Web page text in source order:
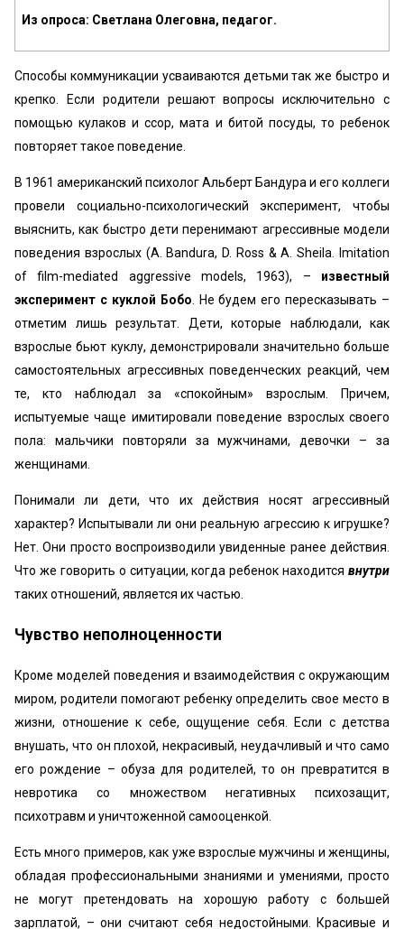
Из опроса: Светлана Олеговна, педагог.
Способы коммуникации усваиваются детьми так же быстро и
крепко. Если родители решают вопросы исключительно с
помощью кулаков и ссор, мата и битой посуды, то ребенок
повторяет такое поведение.
В 1961 американский психолог Альберт Бандура и его коллеги
провели социально-психологический эксперимент, чтобы
выяснить, как быстро дети перенимают агрессивные модели
поведения взрослых (A. Bandura, D. Ross & A. Sheila. Imitation
of film-mediated aggressive models, 1963), – известный
эксперимент с куклой Бобо. Не будем его пересказывать –
отметим лишь результат. Дети, которые наблюдали, как
взрослые бьют куклу, демонстрировали значительно больше
самостоятельных агрессивных поведенческих реакций, чем
те, кто наблюдал за «спокойным» взрослым. Причем,
испытуемые чаще имитировали поведение взрослых своего
пола: мальчики повторяли за мужчинами, девочки – за
женщинами.
Понимали ли дети, что их действия носят агрессивный
характер? Испытывали ли они реальную агрессию к игрушке?
Нет. Они просто воспроизводили увиденные ранее действия.
Что же говорить о ситуации, когда ребенок находится внутри
таких отношений, является их частью.
Чувство неполноценности
Кроме моделей поведения и взаимодействия с окружающим
миром, родители помогают ребенку определить свое место в
жизни, отношение к себе, ощущение себя. Если с детства
внушать, что он плохой, некрасивый, неудачливый и что само
его рождение – обуза для родителей, то он превратится в
невротика со множеством негативных психозащит,
психотравм и уничтоженной самооценкой.
Есть много примеров, как уже взрослые мужчины и женщины,
обладая профессиональными знаниями и умениями, просто
не могут претендовать на хорошую работу с большей
зарплатой, – они считают себя недостойными. Красивые и